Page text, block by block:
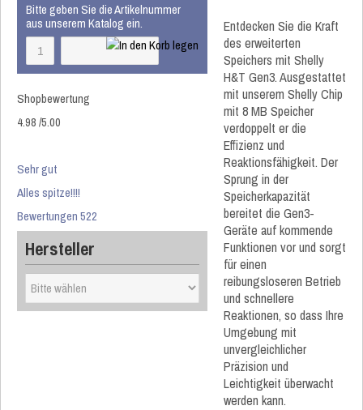
Bitte geben Sie die Artikelnummer
aus unserem Katalog ein.
Shopbewertung
4.98/5.00
Sehr gut
Alles spitze!!!!
Bewertungen 522
Hersteller
Entdecken Sie die Kraft
des erweiterten
Speichers mit Shelly
H&T Gen3. Ausgestattet
mit unserem Shelly Chip
mit 8 MB Speicher
verdoppelt er die
Effizienz und
Reaktionsfähigkeit. Der
Sprung in der
Speicherkapazität
bereitet die Gen3-
Geräte auf kommende
Funktionen vor und sorgt
für einen
reibungsloseren Betrieb
und schnellere
Reaktionen, so dass Ihre
Umgebung mit
unvergleichlicher
Präzision und
Leichtigkeit überwacht
werden kann.